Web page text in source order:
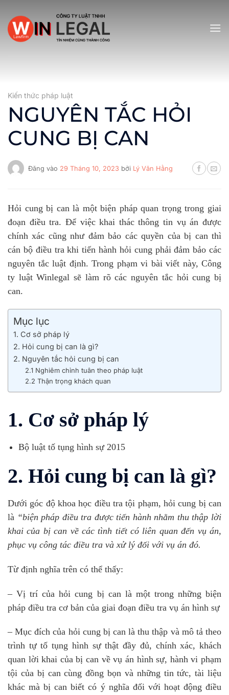
qua
nội
dung
Kiến thức pháp luật
NGUYÊN TẮC HỎI
CUNG BỊ CAN
Đăng vào 29 Tháng 10, 2023 bởi Lý Văn Hằng
Hỏi cung bị can là một biện pháp quan trọng trong giai
đoạn điều tra. Để việc khai thác thông tin vụ án được
chính xác cũng như đảm bảo các quyền của bị can thì
cán bộ điều tra khi tiến hành hỏi cung phải đảm bảo các
nguyên tắc luật định. Trong phạm vi bài viết này, Công
ty luật Winlegal sẽ làm rõ các nguyên tắc hỏi cung bị
can.
Mục lục
1. Cơ sở pháp lý
2. Hỏi cung bị can là gì?
2. Nguyên tắc hỏi cung bị can
2.1 Nghiêm chỉnh tuân theo pháp luật
2.2 Thận trọng khách quan
1. Cơ sở pháp lý
Bộ luật tố tụng hình sự 2015
2. Hỏi cung bị can là gì?
Dưới góc độ khoa học điều tra tội phạm, hỏi cung bị can
là “biện pháp điều tra được tiến hành nhằm thu thập lời
khai của bị can về các tình tiết có liên quan đến vụ án,
phục vụ công tác điều tra và xử lý đối với vụ án đó.
Từ định nghĩa trên có thể thấy:
– Vị trí của hỏi cung bị can là một trong những biện
pháp điều tra cơ bản của giai đoạn điều tra vụ án hình sự
– Mục đích của hỏi cung bị can là thu thập và mô tả theo
trình tự tố tụng hình sự thật đầy đủ, chính xác, khách
quan lời khai của bị can về vụ án hình sự, hành vi phạm
tội của bị can cùng đồng bọn và những tin tức, tài liệu
khác mà bị can biết có ý nghĩa đối với hoạt động điều